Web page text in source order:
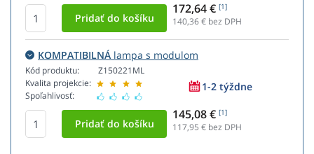
172,64 € [1]
140,36€ bez DPH
KOMPATIBILNÁ lampa s modulom
Kód produktu:
Kvalita projekcie:
Spoľahlivosť:
Z150221ML
1-2 týždne
145,08 € [1]
117,95 € bez DPH